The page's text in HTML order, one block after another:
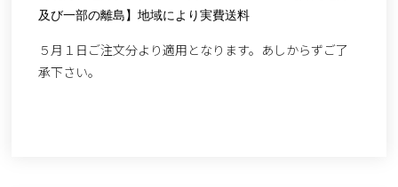
及び一部の離島】地域により実費送料
５月１日ご注文分より適用となります。あしからずご了
承下さい。